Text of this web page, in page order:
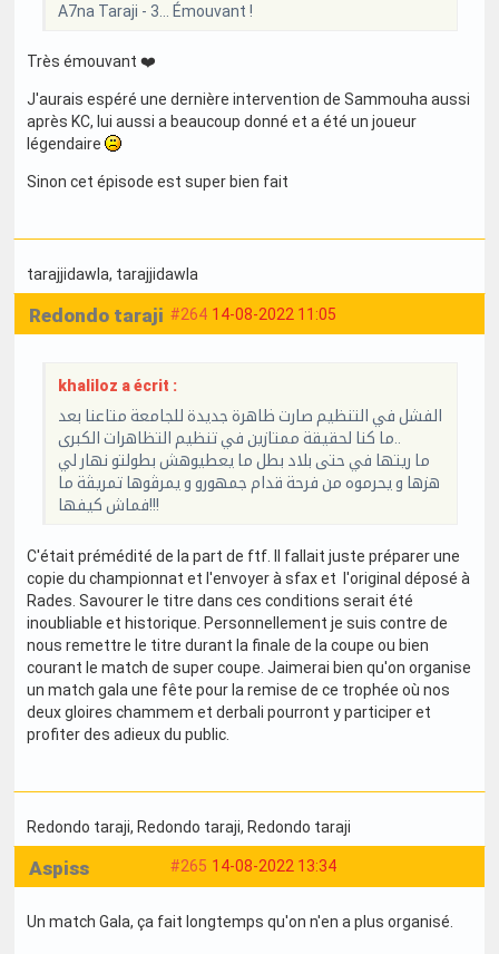
A7na Taraji - 3... Émouvant !
Très émouvant ❤️
J'aurais espéré une dernière intervention de Sammouha aussi
après KC, lui aussi a beaucoup donné et a été un joueur
légendaire
Sinon cet épisode est super bien fait
tarajjidawla, tarajjidawla
#264 14-08-2022 11:05
Redondo taraji
khaliloz a écrit :
الفشل في التنظيم صارت ظاهرة جديدة للجامعة متاعنا بعد
ما ريتها في حتى بلاد بطل ما يعطيوهش بطولتو نهار لي
هزها و يحرموه من فرحة قدام جمهورو و يمرڤوها تمريڤة ما
فماش كيفها!!!
C'était prémédité de la part de ftf. Il fallait juste préparer une
copie du championnat et l'envoyer à sfax et l'original déposé à
Rades. Savourer le titre dans ces conditions serait été
inoubliable et historique. Personnellement je suis contre de
nous remettre le titre durant la finale de la coupe ou bien
courant le match de super coupe. Jaimerai bien qu'on organise
un match gala une fête pour la remise de ce trophée où nos
deux gloires chammem et derbali pourront y participer et
profiter des adieux du public.
Redondo taraji, Redondo taraji, Redondo taraji
#265 14-08-2022 13:34
Aspiss
Un match Gala, ça fait longtemps qu'on n'en a plus organisé.